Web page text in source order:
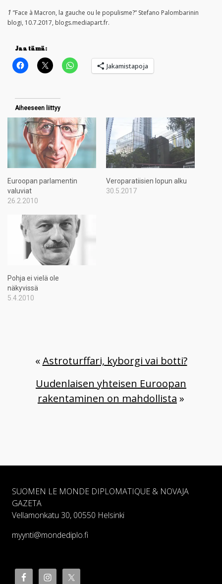
1 ”Face à Macron, la gauche ou le populisme?” Stefano Palombarinin
blogi, 10.7.2017, blogs.mediapart.fr.
Jaa tämä:
Jakamistapoja
Aiheeseen liittyy
Euroopan parlamentin
valuviat
26.2.2010
Veroparatiisien lopun alku
30.5.2017
Pohja ei vielä ole
näkyvissä
5.4.2010
«Astroturffari, kyborgi vai botti?
Uudenlaisen yhteisen Euroopan
rakentaminen on mahdollista »
SUOMEN LE MONDE DIPLOMATIQUE & NOVAJA
GAZETA
Vellamonkatu 30, 00550 Helsinki
myynti@mondediplo.fi